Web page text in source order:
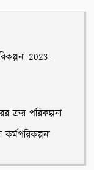
2023-
ক্রয় পরিকল্পনা